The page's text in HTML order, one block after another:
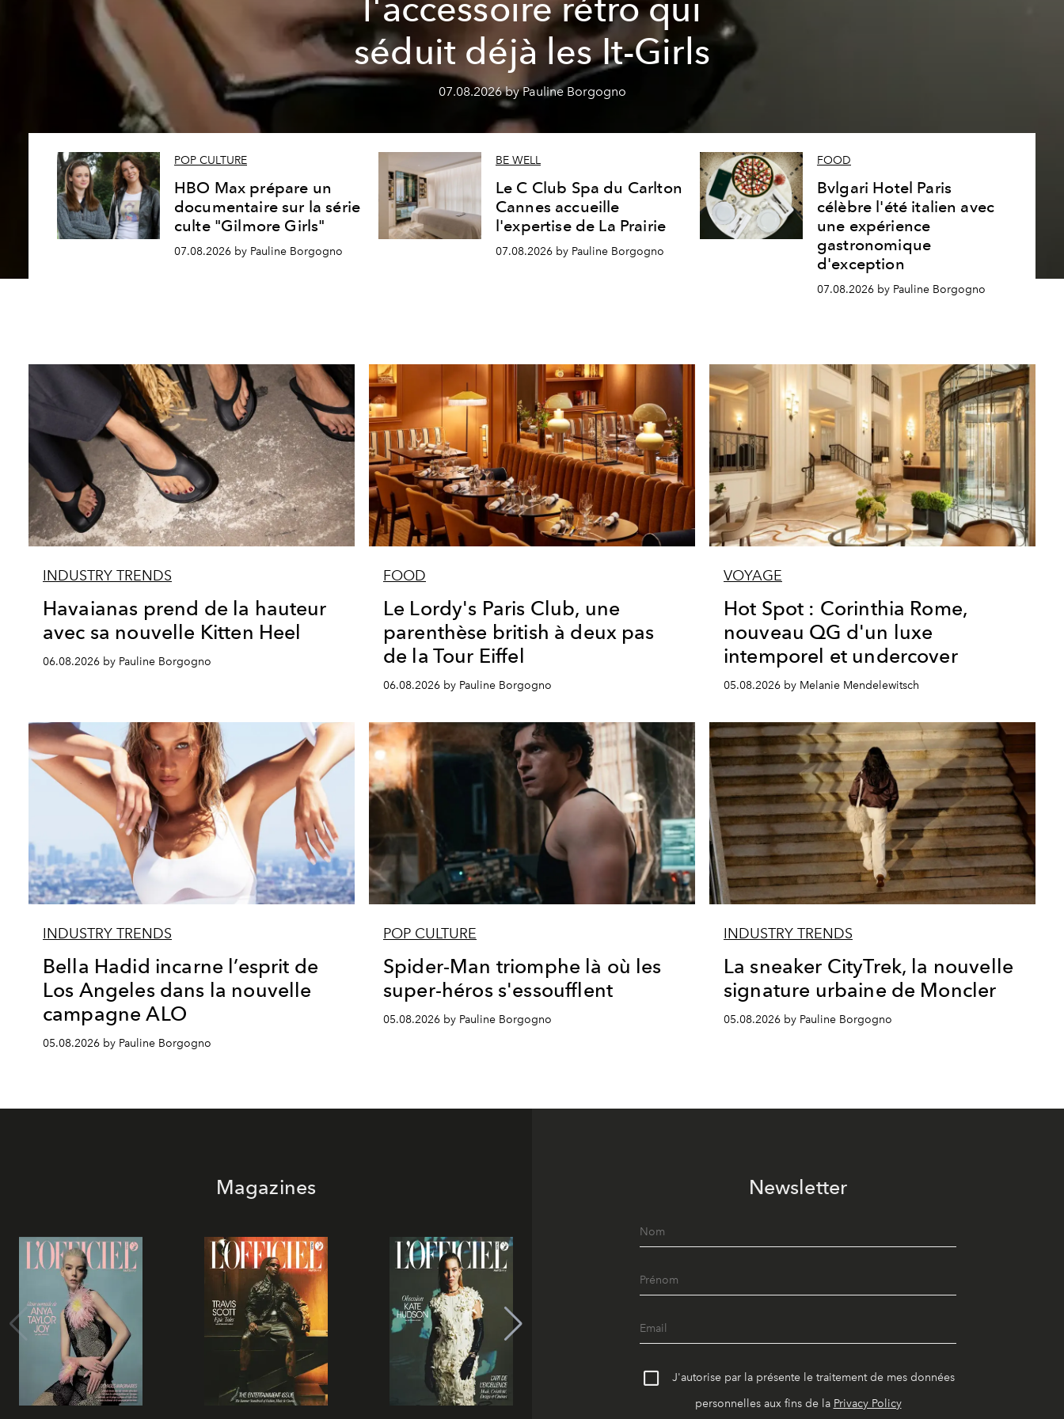
l'accessoire rétro qui
séduit déjà les It-Girls
07.08.2026 by Pauline Borgogno
POP CULTURE
HBO Max prépare un
documentaire sur la série
culte "Gilmore Girls"
07.08.2026 by Pauline Borgogno
BE WELL
Le C Club Spa du Carlton
Cannes accueille
l'expertise de La Prairie
07.08.2026 by Pauline Borgogno
FOOD
Bvlgari Hotel Paris
célèbre l'été italien avec
une expérience
gastronomique
d'exception
07.08.2026 by Pauline Borgogno
INDUSTRY TRENDS
Havaianas prend de la hauteur
avec sa nouvelle Kitten Heel
06.08.2026 by Pauline Borgogno
FOOD
Le Lordy's Paris Club, une
parenthèse british à deux pas
de la Tour Eiffel
06.08.2026 by Pauline Borgogno
VOYAGE
Hot Spot : Corinthia Rome,
nouveau QG d'un luxe
intemporel et undercover
05.08.2026 by Melanie Mendelewitsch
INDUSTRY TRENDS
Bella Hadid incarne l’esprit de
Los Angeles dans la nouvelle
campagne ALO
05.08.2026 by Pauline Borgogno
POP CULTURE
Spider-Man triomphe là où les
super-héros s'essoufflent
05.08.2026 by Pauline Borgogno
INDUSTRY TRENDS
La sneaker CityTrek, la nouvelle
signature urbaine de Moncler
05.08.2026 by Pauline Borgogno
Magazines Newsletter
J'autorise par la présente le traitement de mes données
personnelles aux fins de la Privacy Policy